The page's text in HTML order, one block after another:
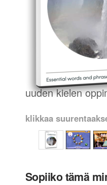
uuden kielen
klikkaa
Sopiiko tämä